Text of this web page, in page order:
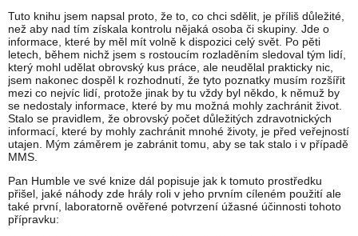
Tuto knihu jsem napsal proto, že to, co chci sdělit, je příliš důležité,
než aby nad tím získala kontrolu nějaká osoba či skupiny. Jde o
informace, které by měl mít volně k dispozici celý svět. Po pěti
letech, během nichž jsem s rostoucím rozladěním sledoval tým lidí,
který mohl udělat obrovský kus práce, ale neudělal prakticky nic,
jsem nakonec dospěl k rozhodnutí, že tyto poznatky musím rozšířit
mezi co nejvíc lidí, protože jinak by tu vždy byl někdo, k němuž by
se nedostaly informace, které by mu možná mohly zachránit život.
Stalo se pravidlem, že obrovský počet důležitých zdravotnických
informací, které by mohly zachránit mnohé životy, je před veřejností
utajen. Mým záměrem je zabránit tomu, aby se tak stalo i v případě
MMS.
Pan Humble ve své knize dál popisuje jak k tomuto prostředku
přišel, jaké náhody zde hrály roli v jeho prvním cíleném použití ale
také první, laboratorně ověřené potvrzení úžasné účinnosti tohoto
přípravku: